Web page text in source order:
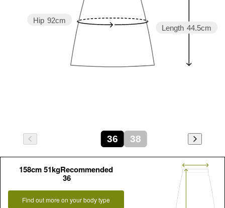
Length 44.5cm
Hip 92cm
36 38
158cm 51kgRecommended
36
Find out more on your body type